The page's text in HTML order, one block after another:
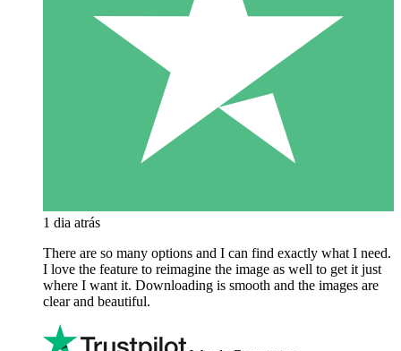
1 dia atrás
There are so many options and I can find exactly what I need.
I love the feature to reimagine the image as well to get it just
where I want it. Downloading is smooth and the images are
clear and beautiful.